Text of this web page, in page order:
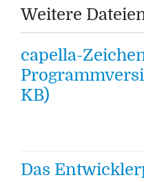
Weitere
capella-
KB)
Das